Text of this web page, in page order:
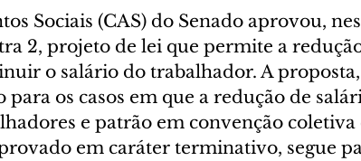
Sociais (CAS) do Senado aprovou,
2, projeto de lei que permite a
o salário do trabalhador. A
os casos em que a redução de
e patrão em convenção coletiva
em caráter terminativo, segue